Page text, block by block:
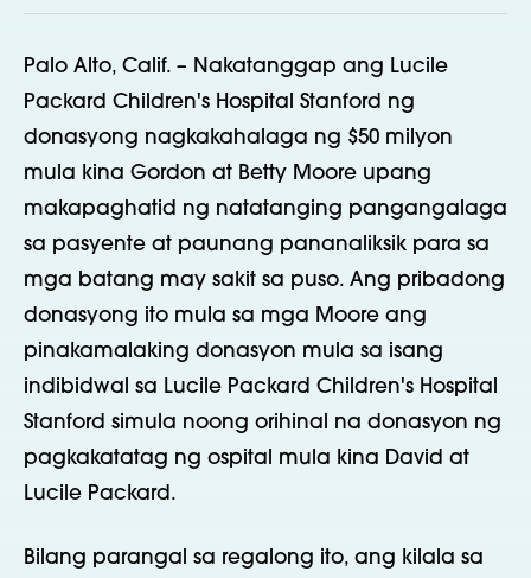
Palo Alto, Calif. – Nakatanggap ang Lucile
Packard Children's Hospital Stanford ng
donasyong nagkakahalaga ng $50 milyon
mula kina Gordon at Betty Moore upang
makapaghatid ng natatanging pangangalaga
sa pasyente at paunang pananaliksik para sa
mga batang may sakit sa puso. Ang pribadong
donasyong ito mula sa mga Moore ang
pinakamalaking donasyon mula sa isang
indibidwal sa Lucile Packard Children's Hospital
Stanford simula noong orihinal na donasyon ng
pagkakatatag ng ospital mula kina David at
Lucile Packard.
Bilang parangal sa regalong ito, ang kilala sa